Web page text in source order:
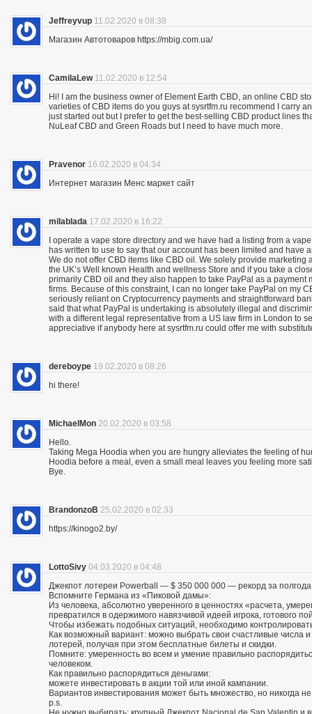
Jeffreyvup 11.02.2020 в 08:38
Магазин Автотоваров https://mbig.com.ua/
CamilaLew 11.02.2020 в 12:54
Hi! I am the business owner of Element Earth CBD, an online CBD
varieties of CBD items do you guys at sysrtfm.ru recommend I carry
just started out but I prefer to get the best-selling CBD product lines
NuLeaf CBD and Green Roads but I need to have much more.
Pravenor 16.02.2020 в 04:34
Интернет магазин Менс маркет сайт
milablada 17.02.2020 в 16:22
I operate a vape store directory and we have had a listing from a
has written to use to say that our account has been limited and
We do not offer CBD items like CBD oil. We solely provide
the UK’s Well known Health and wellness Store and if you take a
primarily CBD oil and they also happen to take PayPal as a
firms. Because of this constraint, I can no longer take PayPal on my
seriously reliant on Cryptocurrency payments and straightforward
said that what PayPal is undertaking is absolutely illegal and
with a different legal representative from a US law firm in London to
appreciative if anybody here at sysrtfm.ru could offer me with
dereboype 19.02.2020 в 08:26
hi there!
MichaelMon 20.02.2020 в 03:58
Hello.
Taking Mega Hoodia when you are hungry alleviates the feeling of
Hoodia before a meal, even a small meal leaves you feeling more
Bye.
BrandonzoB 25.02.2020 в 02:33
https://kinogo2.by/
LottoSivy 04.03.2020 в 04:48
Джекпот лотереи Powerball — $ 350 000 000 — рекорд за
Вспомните Германа из «Пиковой дамы»:
Из человека, абсолютно уверенного в ценностях «расчета,
превратился в одержимого навязчивой идеей игрока, готового
Чтобы избежать подобных ситуаций, необходимо
Как возможный вариант: можно выбрать свои счастливые
лотерей, получая при этом бесплатные билеты и скидки.
Помните: умеренность во всем и умение правильно
человеком.
Как правильно распорядиться деньгами:
можете инвестировать в акции той или иной кампании.
Вариантов инвестирования может быть множество, но никогда
p.s.